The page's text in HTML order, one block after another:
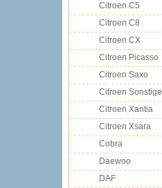
Citroen C5
Citroen C8
Citroen CX
Citroen Picasso
Citroen Saxo
Citroen Sonstige
Citroen Xantia
Citroen Xsara
Cobra
Daewoo
DAF